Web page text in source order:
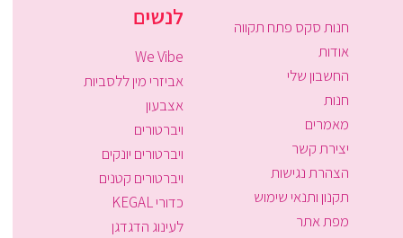
חנות סקס פתח תקווה
אודות
החשבון שלי
חנות
מאמרים
יצירת קשר
הצהרת נגישות
תקנון ותנאי שימוש
מפת אתר
לנשים
We Vibe
אביזרי מין ללסביות
אצבעון
ויברטורים
ויברטורים יונקים
ויברטורים קטנים
כדורי KEGAL
לעינוג הדגדגן